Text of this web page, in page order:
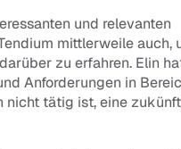
und relevanten
mittlerweile auch,
zu erfahren. Elin
Anforderungen in
tätig ist, eine